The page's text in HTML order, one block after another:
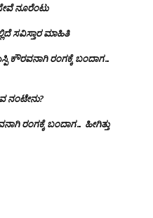
ನೂರೆಂಟು
ಸವಿಸ್ತಾರ ಮಾಹಿತಿ
ಕೌರವನಾಗಿ ರಂಗಕ್ಕೆ ಬಂದಾಗ…
ನಂಟೇನು?
ರಂಗಕ್ಕೆ ಬಂದಾಗ… ಹೀಗಿತ್ತು